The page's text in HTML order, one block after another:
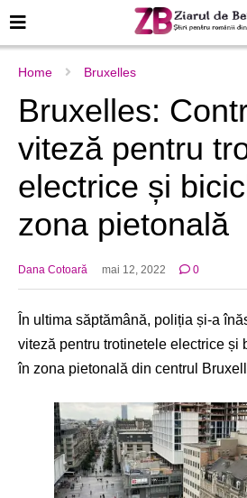
Home Bruxelles
Bruxelles:
viteză pentru
electrice și
zona pietonală
Dana Cotoară mai 12, 2022 0
În ultima săptămână, poliția și-a
viteză pentru trotinetele electrice și
în zona pietonală din centrul